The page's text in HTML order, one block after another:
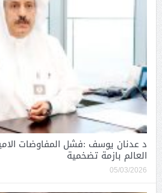
د عدنان يوسف :فشل المفاوضات
العالم بازمة تضخمية
05/03/2026